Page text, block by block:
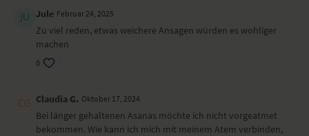
Jule Februar 24, 2025
Zu viel reden, etwas weichere Ansagen würden es wohliger
machen
0
Claudia G. Oktober 17, 2024
Bei länger gehaltenen Asanas möchte ich nicht vorgeatmet
bekommen. Wie kann ich mich mit meinem Atem verbinden,